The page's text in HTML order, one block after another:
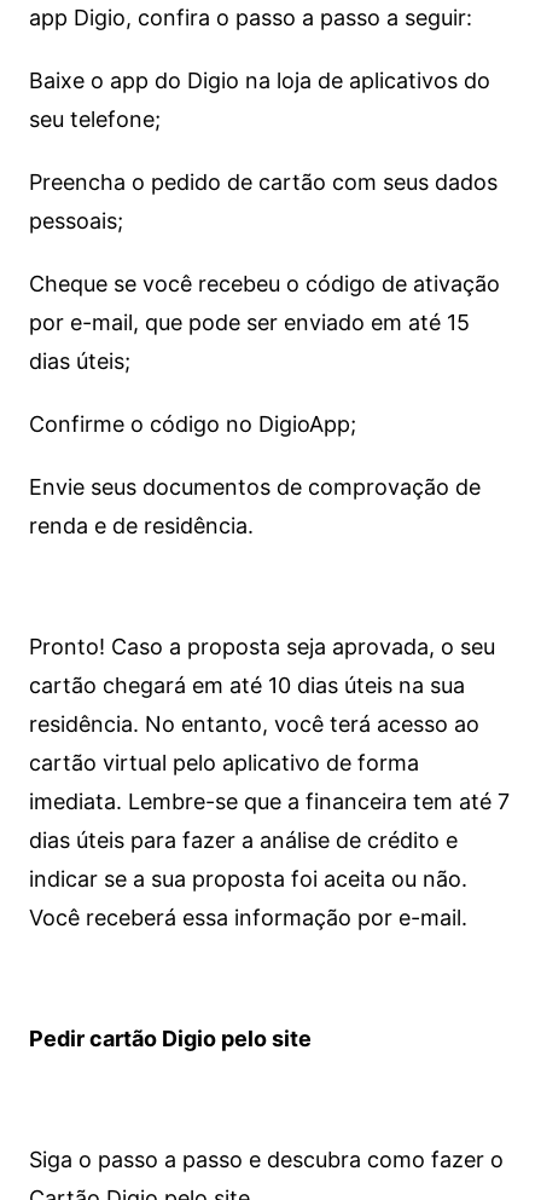
app Digio, confira o passo a passo a seguir:
Baixe o app do Digio na loja de aplicativos do
seu telefone;
Preencha o pedido de cartão com seus dados
pessoais;
Cheque se você recebeu o código de ativação
por e-mail, que pode ser enviado em até 15
dias úteis;
Confirme o código no DigioApp;
Envie seus documentos de comprovação de
renda e de residência.
Pronto! Caso a proposta seja aprovada, o seu
cartão chegará em até 10 dias úteis na sua
residência. No entanto, você terá acesso ao
cartão virtual pelo aplicativo de forma
imediata. Lembre-se que a financeira tem até 7
dias úteis para fazer a análise de crédito e
indicar se a sua proposta foi aceita ou não.
Você receberá essa informação por e-mail.
Pedir cartão Digio pelo site
Siga o passo a passo e descubra como fazer o